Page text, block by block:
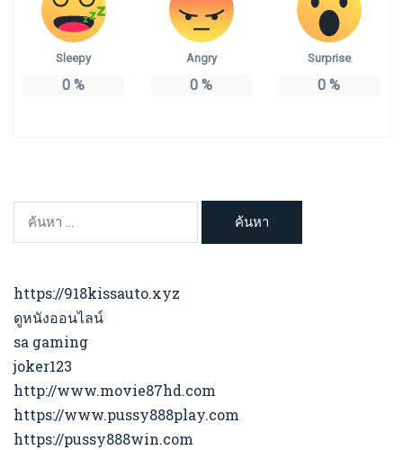
Sleepy
0 %
Angry
0 %
Surprise
0 %
ค้นหา
https://918kissauto.xyz
ดูหนังออนไลน์
sa gaming
joker123
http://www.movie87hd.com
https://www.pussy888play.com
https://pussy888win.com